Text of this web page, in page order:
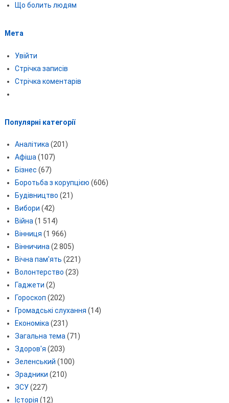
Що болить людям
Мета
Увійти
Стрічка записів
Стрічка коментарів
Популярні категорії
Аналітика (201)
Афіша (107)
Бізнес (67)
Боротьба з корупцією (606)
Будівництво (21)
Вибори (42)
Війна (1 514)
Вінниця (1 966)
Вінничина (2 805)
Вічна пам'ять (221)
Волонтерство (23)
Гаджети (2)
Гороскоп (202)
Громадські слухання (14)
Економіка (231)
Загальна тема (71)
Здоров'я (203)
Зеленський (100)
Зрадники (210)
ЗСУ(227)
Історія (12)